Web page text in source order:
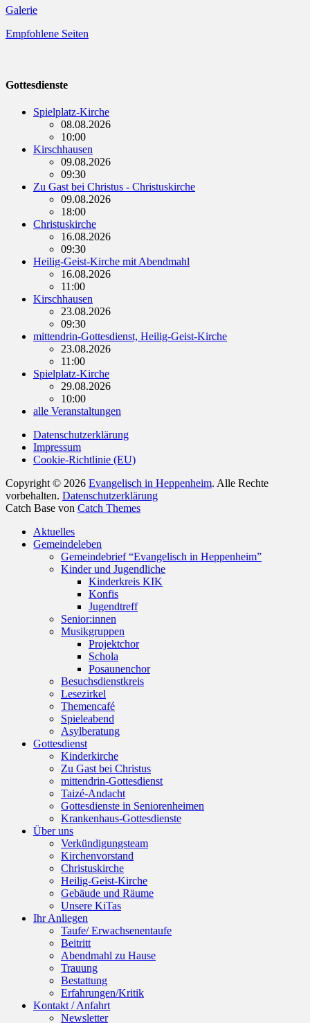
Galerie
Empfohlene Seiten
Gottesdienste
Spielplatz-Kirche
08.08.2026
10:00
Kirschhausen
09.08.2026
09:30
Zu Gast bei Christus - Christuskirche
09.08.2026
18:00
Christuskirche
16.08.2026
09:30
Heilig-Geist-Kirche mit Abendmahl
16.08.2026
11:00
Kirschhausen
23.08.2026
09:30
mittendrin-Gottesdienst, Heilig-Geist-Kirche
23.08.2026
11:00
Spielplatz-Kirche
29.08.2026
10:00
alle Veranstaltungen
Datenschutzerklärung
Impressum
Cookie-Richtlinie (EU)
Copyright © 2026 Evangelisch in Heppenheim. Alle Rechte
vorbehalten. Datenschutzerklärung
Catch Base von Catch Themes
oben
scrollen
Aktuelles
Gemeindeleben
Gemeindebrief “Evangelisch in Heppenheim”
Kinder und Jugendliche
Kinderkreis KIK
Konfis
Jugendtreff
Senior:innen
Musikgruppen
Projektchor
Schola
Posaunenchor
Besuchsdienstkreis
Lesezirkel
Themencafé
Spieleabend
Asylberatung
Gottesdienst
Kinderkirche
Zu Gast bei Christus
mittendrin-Gottesdienst
Taizé-Andacht
Gottesdienste in Seniorenheimen
Krankenhaus-Gottesdienste
Über uns
Verkündigungsteam
Kirchenvorstand
Christuskirche
Heilig-Geist-Kirche
Gebäude und Räume
Unsere KiTas
Ihr Anliegen
Taufe/ Erwachsenentaufe
Beitritt
Abendmahl zu Hause
Trauung
Bestattung
Erfahrungen/Kritik
Kontakt / Anfahrt
Newsletter